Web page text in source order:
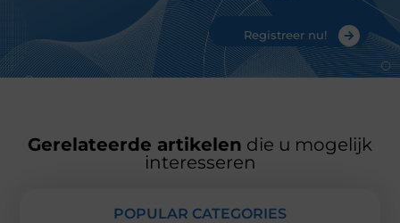
Registreer nu!
Gerelateerde artikelen die u mogelijk
interesseren
POPULAR CATEGORIES